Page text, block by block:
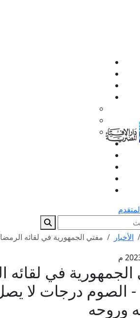
الأخبار
مفتي الجمهورية في لقائه
في
الصوم درجات لا
وروحه